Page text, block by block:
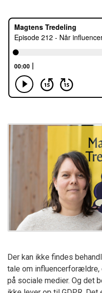
Der kan ikke findes
tale om
på sociale medier. Og det